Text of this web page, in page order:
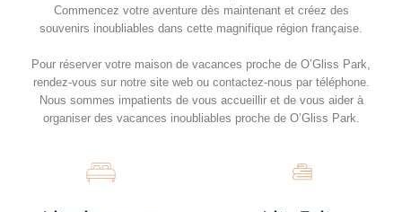
Commencez votre aventure dès maintenant et créez des
souvenirs inoubliables dans cette magnifique région française.
Pour réserver votre maison de vacances proche de O’Gliss Park,
rendez-vous sur notre site web ou contactez-nous par téléphone.
Nous sommes impatients de vous accueillir et de vous aider à
organiser des vacances inoubliables proche de O’Gliss Park.